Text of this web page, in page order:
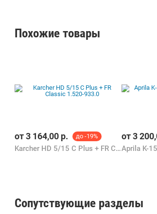
Похожие товары
от3 164,00 р. до -19%
Karcher HD 5/15 C Plus + FR Classic 1.520-933.0
от3
Сопутствующие разделы